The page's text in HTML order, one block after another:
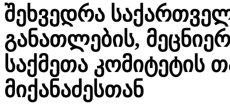
შეხვედრა
განათლების,
საქმეთა კომიტეტის
მიქანაძესთან